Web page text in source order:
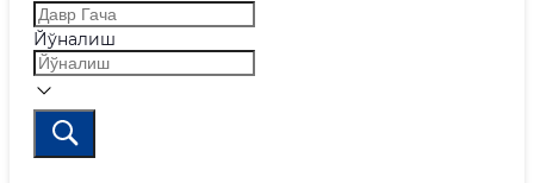
Йўналиш